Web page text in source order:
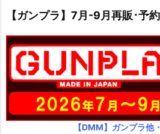
【ガンプラ】7月-9月再販･予
【DMM】ガンプラ他